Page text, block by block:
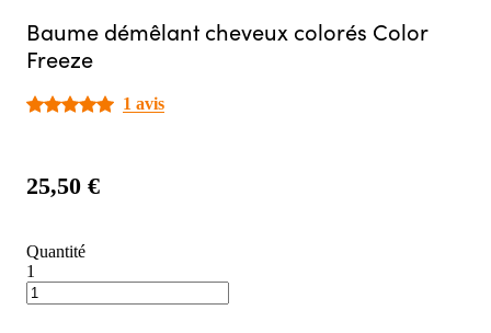
Baume démêlant cheveux colorés Color
Freeze
1 avis
25,50 €
Quantité
1